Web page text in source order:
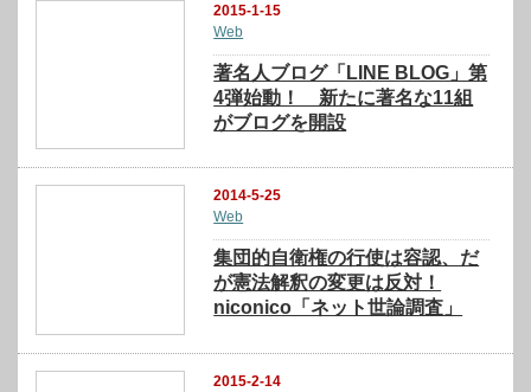
2015-1-15
Web
著名人ブログ「LINE BLOG」第
4弾始動！ 新たに著名な11組
がブログを開設
2014-5-25
Web
集団的自衛権の行使は容認、だ
が憲法解釈の変更は反対！
niconico「ネット世論調査」
2015-2-14